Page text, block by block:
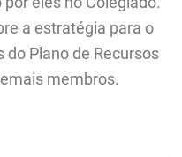
a estratégia para o
Plano de Recursos
membros.